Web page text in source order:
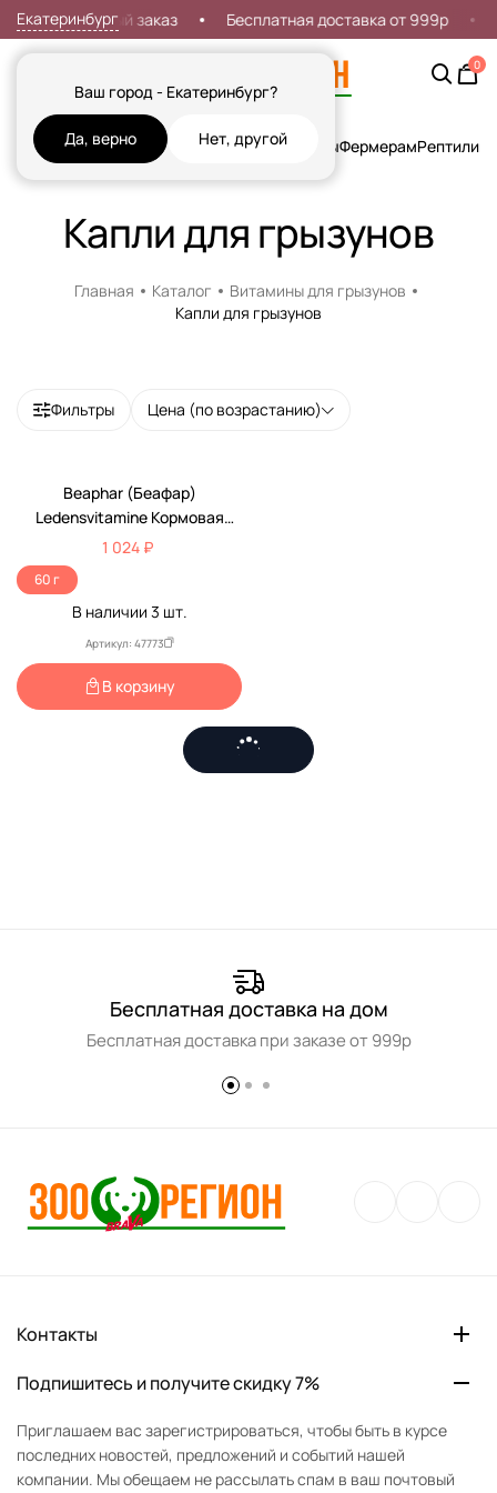
Екатеринбург
Ваш город - Екатеринбург?
Да, верно Нет, другой
7% на первый заказ Бесплатная доставка от 999р
0
Кошки СобакиРыбы Грызуны и Хорьки ПтицыФермерамРептилии
Капли для грызунов
Главная Каталог
Витамины для грызунов
Капли для грызунов
Фильтры Цена (по возрастанию)
Beaphar (Беафар)
Ledensvitamine Кормовая
Добавка Для Грызунов 50мл
1 024 ₽
60 г
В наличии 3 шт.
Артикул: 47773
В корзину
Бесплатная доставка на дом
Бесплатная доставка при заказе от 999р
Контакты
Подпишитесь и получите скидку 7%
Приглашаем вас зарегистрироваться, чтобы быть в курсе
последних новостей, предложений и событий нашей
компании. Мы обещаем не рассылать спам в ваш почтовый